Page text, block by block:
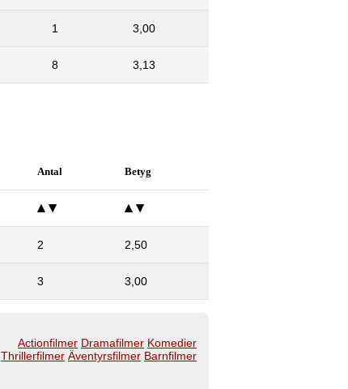
1 3,00
8 3,13
Antal Betyg
2 2,50
3 3,00
Actionfilmer Dramafilmer Komedier
Thrillerfilmer Äventyrsfilmer Barnfilmer